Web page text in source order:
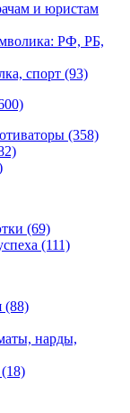
и юристам
РФ, РБ,
спорт (93)
(358)
(69)
(111)
(88)
нарды,